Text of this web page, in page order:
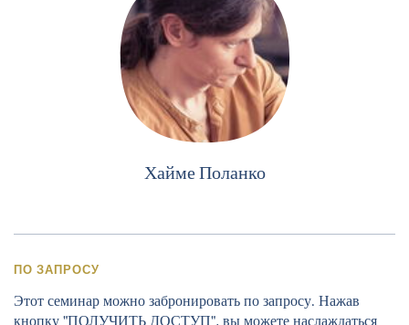
Хайме Поланко
ПО ЗАПРОСУ
Этот семинар можно забронировать по запросу. Нажав